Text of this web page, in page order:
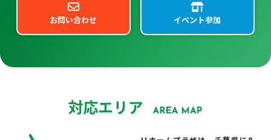
お問い合わせ イベント参加